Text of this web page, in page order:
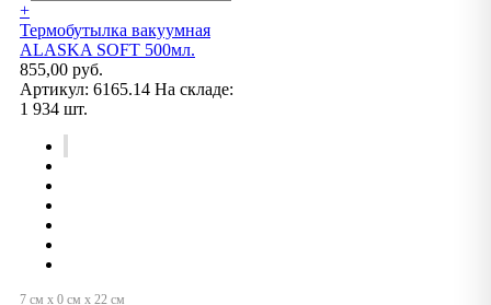
+
Термобутылка вакуумная
ALASKA SOFT 500мл.
855,00 руб.
Артикул: 6165.14 На складе:
1 934 шт.